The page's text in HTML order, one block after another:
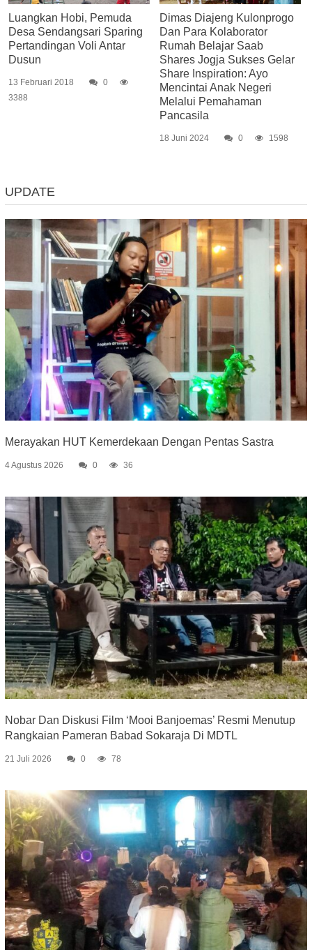
Luangkan Hobi, Pemuda
Desa Sendangsari Sparing
Pertandingan Voli Antar
Dusun
13 Februari 2018
0
3388
Dimas Diajeng Kulonprogo
Dan Para Kolaborator
Rumah Belajar Saab
Shares Jogja Sukses Gelar
Share Inspiration: Ayo
Mencintai Anak Negeri
Melalui Pemahaman
Pancasila
18 Juni 2024 0 1598
UPDATE
Merayakan HUT Kemerdekaan Dengan Pentas Sastra
4 Agustus 2026 0 36
Nobar Dan Diskusi Film ‘Mooi Banjoemas’ Resmi Menutup
Rangkaian Pameran Babad Sokaraja Di MDTL
21 Juli 2026 0 78